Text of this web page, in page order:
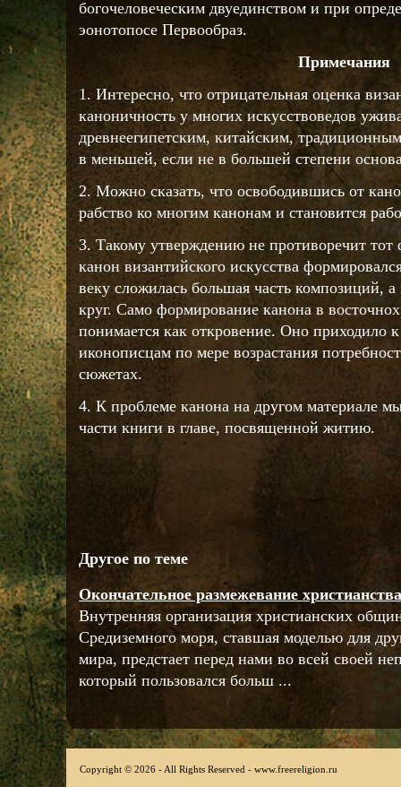
богочеловеческим двуединством и при
эонотопосе Первообраз.
Примечания
1. Интересно, что отрицательная оценка
каноничность у многих искусствоведов
древнеегипетским, китайским,
в меньшей, если не в большей степени
2. Можно сказать, что освободившись от
рабство ко многим канонам и становится
3. Такому утверждению не противоречит тот
канон византийского искусства
веку сложилась большая часть
круг. Само формирование канона в
понимается как откровение. Оно приходило
иконописцам по мере возрастания
сюжетах.
4. К проблеме канона на другом материале
части книги в главе, посвященной житию.
Другое по теме
Окончательное размежевание
Внутренняя организация христианских
Средиземного моря, ставшая моделью для
мира, предстает перед нами во всей своей
который пользовался больш ...
Copyright © 2026 - All Rights Reserved - www.freereligion.ru